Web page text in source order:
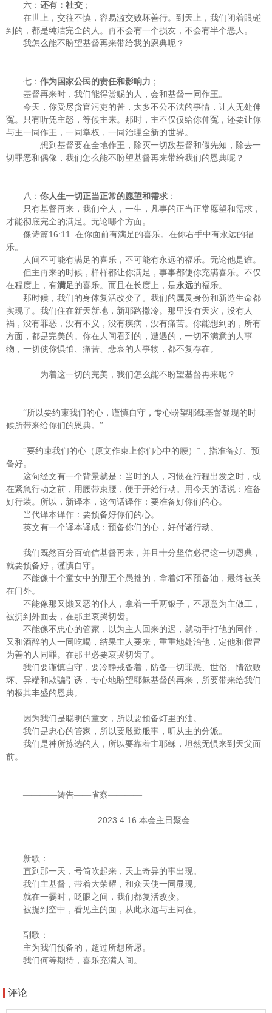
六： 还有：社交 ；
在世上，交往不慎，容易滥交败坏善行。到天上，我们闭着眼碰
到的，都是纯洁完全的人。再不会有一个损友，不会有半个恶人。
我怎么能不盼望基督再来带给我的恩典呢？
七： 作为国家公民的责任和影响力 ；
基督再来时，我们能得赏赐的人，会和基督一同作王。
今天，你受尽贪官污吏的苦，太多不公不法的事情，让人无处伸
冤。只有听凭主怒，等候主来。那时，主不仅仅给你伸冤，还要让你
与主一同作王，一同掌权，一同治理全新的世界。
——想到基督要在全地作王，除灭一切敌基督和假先知，除去一
切罪恶和偶像，我们怎么能不盼望基督再来带给我们的恩典呢？
八： 你人生一切正当正常的愿望和需求 ：
只有基督再来，我们全人，一生，凡事的正当正常愿望和需求，
才能彻底完全的满足。无论哪个方面。
像诗篇16:11 在你面前有满足的喜乐。在你右手中有永远的福
乐。
人间不可能有满足的喜乐，不可能有永远的福乐。无论他是谁。
但主再来的时候，样样都让你满足，事事都使你充满喜乐。不仅
在程度上，有满足的喜乐。而且在长度上，是永远的福乐。
那时候，我们的身体复活改变了。我们的属灵身份和新造生命都
实现了。我们住在新天新地，新耶路撒冷。那里没有天灾，没有人
祸，没有罪恶，没有不义，没有疾病，没有痛苦。你能想到的，所有
方面，都是完美的。你在人间看到的，遭遇的，一切不满意的人事
物，一切使你惧怕、痛苦、悲哀的人事物，都不复存在。
——为着这一切的完美，我们怎么能不盼望基督再来呢？
“所以要约束我们的心，谨慎自守，专心盼望耶稣基督显现的时
候所带来给你们的恩典。”
“要约束我们的心（原文作束上你们心中的腰）”，指准备好、预
备好。
这句经文有一个背景就是：当时的人，习惯在行程出发之时，或
在紧急行动之前，用腰带束腰，便于开始行动。用今天的话说：准备
好行装。所以，新译本，这句话译作：要准备好你们的心。
当代译本译作：要预备好你们的心。
英文有一个译本译成：预备你们的心，好付诸行动。
我们既然百分百确信基督再来，并且十分坚信必得这一切恩典，
就要预备好，谨慎自守。
不能像十个童女中的那五个愚拙的，拿着灯不预备油，最终被关
在门外。
不能像那又懒又恶的仆人，拿着一千两银子，不愿意为主做工，
被扔到外面去，在那里哀哭切齿。
不能像不忠心的管家，以为主人回来的迟，就动手打他的同伴，
又和酒醉的人一同吃喝，结果主人要来，重重地处治他，定他和假冒
为善的人同罪。在那里必要哀哭切齿了。
我们要谨慎自守，要冷静戒备着，防备一切罪恶、世俗、情欲败
坏、异端和欺骗引诱，专心地盼望耶稣基督的再来，所要带来给我们
的极其丰盛的恩典。
因为我们是聪明的童女，所以要预备灯里的油。
我们是忠心的管家，所以要殷勤服事，听从主的分派。
我们是神所拣选的人，所以要靠着主耶稣，坦然无惧来到天父面
前。
————祷告——省察————
2023.4.16 本会主日聚会
新歌：
直到那一天，号筒吹起来，天上奇异的事出现。
我们主基督，带着大荣耀，和众天使一同显现。
就在一霎时，眨眼之间，我们都复活改变。
被提到空中，看见主的面，从此永远与主同在。
副歌：
主为我们预备的，超过所想所愿。
我们何等期待，喜乐充满人间。